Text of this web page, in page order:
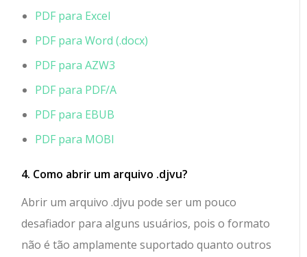
PDF para Excel
PDF para Word (.docx)
PDF para AZW3
PDF para PDF/A
PDF para EBUB
PDF para MOBI
4. Como abrir um arquivo .djvu?
Abrir um arquivo .djvu pode ser um pouco
desafiador para alguns usuários, pois o formato
não é tão amplamente suportado quanto outros